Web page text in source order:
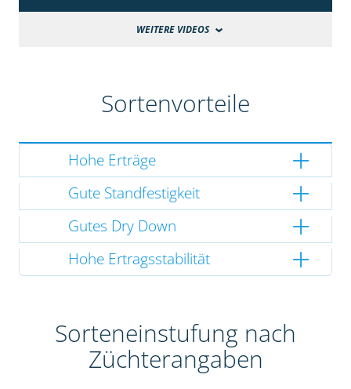
WEITERE VIDEOS
Sortenvorteile
Hohe Erträge
Gute Standfestigkeit
Gutes Dry Down
Hohe Ertragsstabilität
Sorteneinstufung nach
Züchterangaben